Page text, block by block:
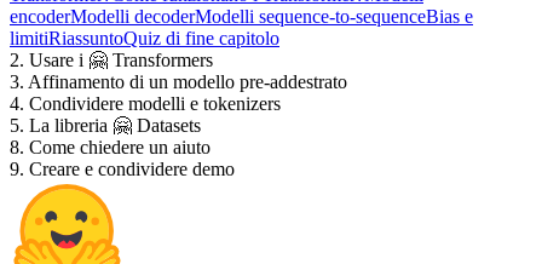
encoderModelli decoderModelli sequence-to-sequenceBias e
limitiRiassuntoQuiz di fine capitolo
2. Usare i 🤗 Transformers
3. Affinamento di un modello pre-addestrato
4. Condividere modelli e tokenizers
5. La libreria 🤗 Datasets
8. Come chiedere un aiuto
9. Creare e condividere demo